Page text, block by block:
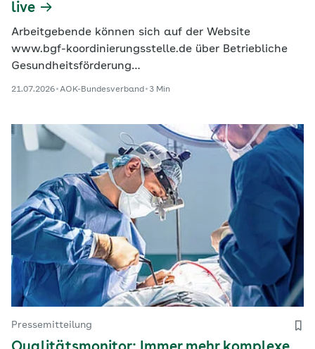
live
Arbeitgebende können sich auf der Website
www.bgf-koordinierungsstelle.de über Betriebliche
Gesundheitsförderung…
21.07.2026 AOK-Bundesverband 3 Min
Pressemitteilung